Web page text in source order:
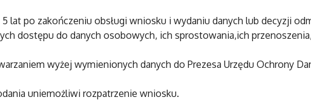
po zakończeniu obsługi wniosku i wydaniu danych lub decyzji
dostępu do danych osobowych, ich sprostowania,ich
wyżej wymienionych danych do Prezesa Urzędu Ochrony
uniemożliwi rozpatrzenie wniosku.